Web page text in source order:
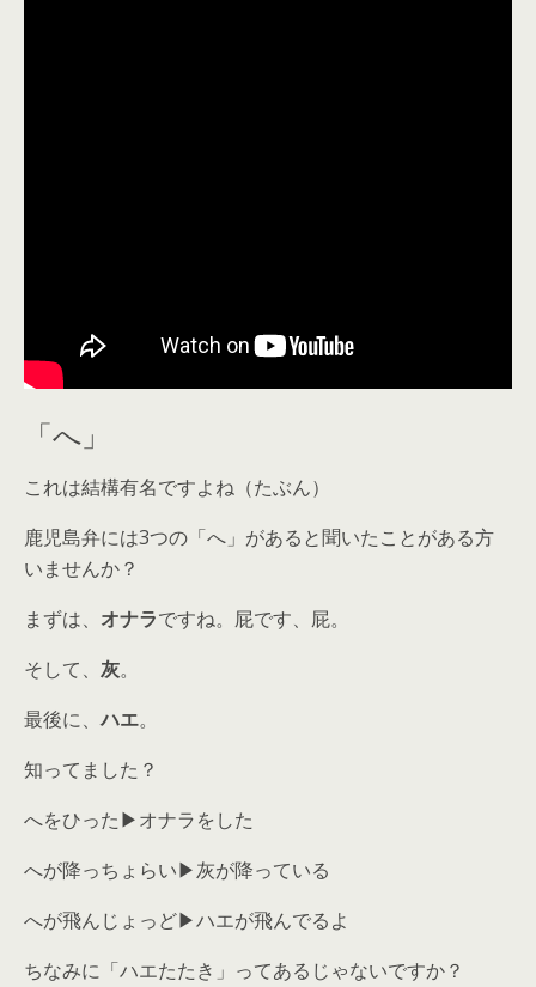
「へ」
これは結構有名ですよね（たぶん）
鹿児島弁には3つの「へ」があると聞いたことがある方
いませんか？
まずは、 オナラですね。屁です、屁。
そして、 灰。
最後に、ハエ。
知ってました？
へをひった▶オナラをした
へが降っちょらい▶灰が降っている
へが飛んじょっど▶ハエが飛んでるよ
ちなみに「ハエたたき」ってあるじゃないですか？